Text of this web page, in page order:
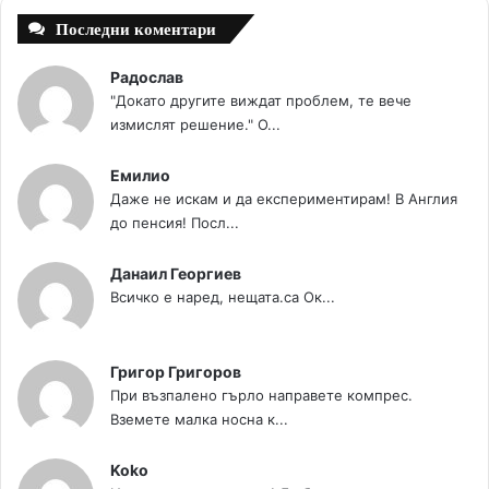
Последни коментари
Радослав
"Докато другите виждат проблем, те вече
измислят решение." О...
Емилио
Даже не искам и да експериментирам! В Англия
до пенсия! Посл...
Данаил Георгиев
Всичко е наред, нещата.са Ок...
Григор Григоров
При възпалено гърло направете компрес.
Вземете малка носна к...
Koko